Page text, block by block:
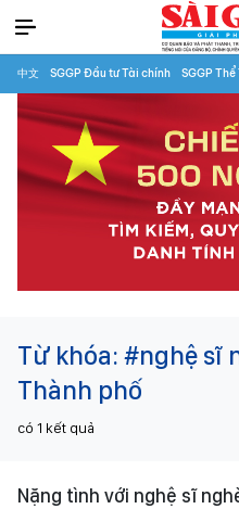
中文 SGGP Đầu tư Tài chính SGGP Thể
Từ khóa: #nghệ sĩ
Thành phố
có 1 kết quả
Nặng tình với nghệ sĩ